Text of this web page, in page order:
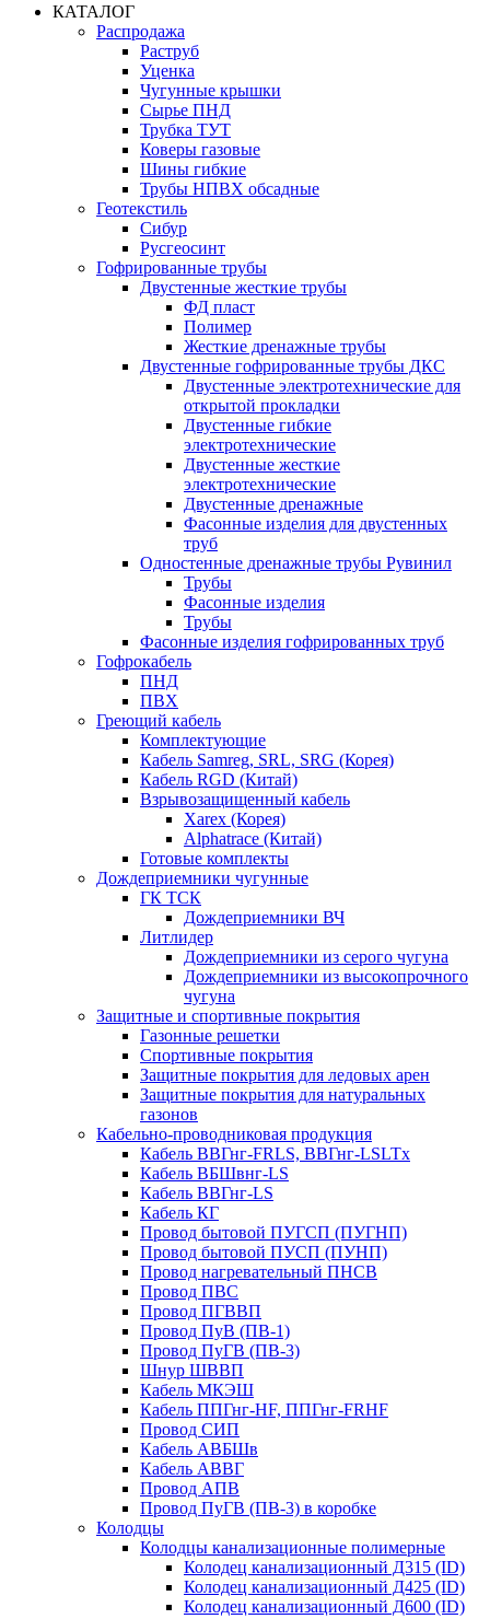
КАТАЛОГ
Распродажа
Раструб
Уценка
Чугунные крышки
Сырье ПНД
Трубка ТУТ
Коверы газовые
Шины гибкие
Трубы НПВХ обсадные
Геотекстиль
Сибур
Русгеосинт
Гофрированные трубы
Двустенные жесткие трубы
ФД пласт
Полимер
Жесткие дренажные трубы
Двустенные гофрированные трубы ДКС
Двустенные электротехнические для
открытой прокладки
Двустенные гибкие
электротехнические
Двустенные жесткие
электротехнические
Двустенные дренажные
Фасонные изделия для двустенных
труб
Одностенные дренажные трубы Рувинил
Трубы
Фасонные изделия
Трубы
Фасонные изделия гофрированных труб
Гофрокабель
ПНД
ПВХ
Греющий кабель
Комплектующие
Кабель Samreg, SRL, SRG (Корея)
Кабель RGD (Китай)
Взрывозащищенный кабель
Xarex (Корея)
Alphatrace (Китай)
Готовые комплекты
Дождеприемники чугунные
ГК ТСК
Дождеприемники ВЧ
Литлидер
Дождеприемники из серого чугуна
Дождеприемники из высокопрочного
чугуна
Защитные и спортивные покрытия
Газонные решетки
Спортивные покрытия
Защитные покрытия для ледовых арен
Защитные покрытия для натуральных
газонов
Кабельно-проводниковая продукция
Кабель ВВГнг-FRLS, ВВГнг-LSLTx
Кабель ВБШвнг-LS
Кабель ВВГнг-LS
Кабель КГ
Провод бытовой ПУГСП (ПУГНП)
Провод бытовой ПУСП (ПУНП)
Провод нагревательный ПНСВ
Провод ПВС
Провод ПГВВП
Провод ПуВ (ПВ-1)
Провод ПуГВ (ПВ-3)
Шнур ШВВП
Кабель МКЭШ
Кабель ППГнг-HF, ППГнг-FRHF
Провод СИП
Кабель АВБШв
Кабель АВВГ
Провод АПВ
Провод ПуГВ (ПВ-3) в коробке
Колодцы
Колодцы канализационные полимерные
Колодец канализационный Д315 (ID)
Колодец канализационный Д425 (ID)
Колодец канализационный Д600 (ID)